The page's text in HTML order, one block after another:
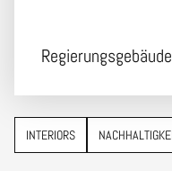
INTERIORS